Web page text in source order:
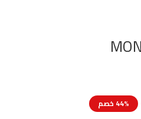
44% خصم